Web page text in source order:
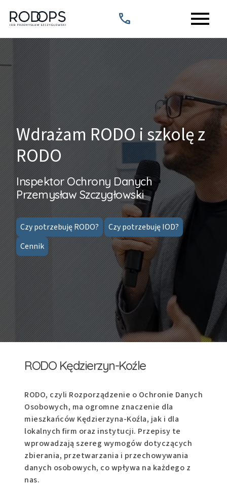
call menu
Wdrażam RODO i szkolę z
RODO
Inspektor Ochrony Danych
Przemysław Szczygłowski
Czy potrzebuję RODO?
Czy potrzebuję IOD?
Cennik
RODO Kędzierzyn-Koźle
RODO, czyli Rozporządzenie o Ochronie Danych
Osobowych, ma ogromne znaczenie dla
mieszkańców Kędzierzyna-Koźla, jak i dla
lokalnych firm oraz instytucji. Przepisy te
wprowadzają szereg wymogów dotyczących
zbierania, przetwarzania i przechowywania
danych osobowych, co wpływa na każdego z
nas.